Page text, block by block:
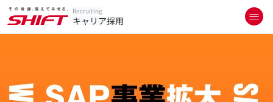
Recruiting
キャリア採用